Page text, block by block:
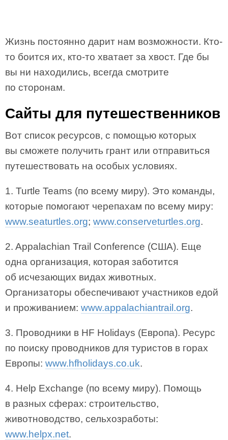
Жизнь постоянно дарит нам возможности. Кто-
то боится их, кто-то хватает за хвост. Где бы
вы ни находились, всегда смотрите
по сторонам.
Сайты для путешественников
Вот список ресурсов, с помощью которых
вы сможете получить грант или отправиться
путешествовать на особых условиях.
1. Turtle Teams (по всему миру). Это команды,
которые помогают черепахам по всему миру:
www.seaturtles.org; www.conserveturtles.org.
2. Appalachian Trail Conference (США). Еще
одна организация, которая заботится
об исчезающих видах животных.
Организаторы обеспечивают участников едой
и проживанием: www.appalachiantrail.org.
3. Проводники в HF Holidays (Европа). Ресурс
по поиску проводников для туристов в горах
Европы: www.hfholidays.co.uk.
4. Help Exchange (по всему миру). Помощь
в разных сферах: строительство,
животноводство, сельхозработы:
www.helpx.net.